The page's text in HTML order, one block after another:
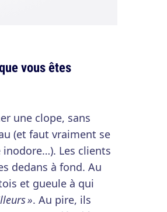
vous êtes
une clope, sans
(et faut vraiment se
Les clients
dedans à fond. Au
et gueule à qui
». Au pire, ils